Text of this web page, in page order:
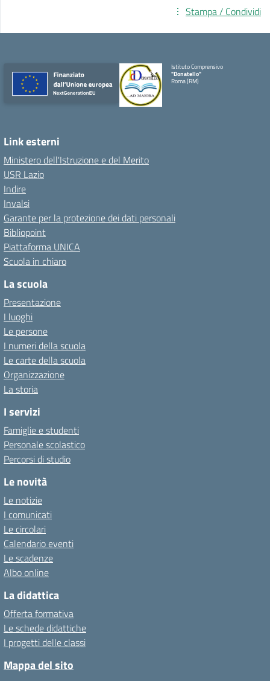
Stampa / Condividi
Istituto Comprensivo
"Donatello"
Roma (RM)
Link esterni
Ministero dell'Istruzione e del Merito
USR Lazio
Indire
Invalsi
Garante per la protezione dei dati personali
Bibliopoint
Piattaforma UNICA
Scuola in chiaro
La scuola
Presentazione
I luoghi
Le persone
I numeri della scuola
Le carte della scuola
Organizzazione
La storia
I servizi
Famiglie e studenti
Personale scolastico
Percorsi di studio
Le novità
Le notizie
I comunicati
Le circolari
Calendario eventi
Le scadenze
Albo online
La didattica
Offerta formativa
Le schede didattiche
I progetti delle classi
Mappa del sito